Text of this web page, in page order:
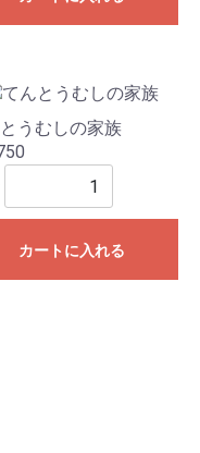
うむしの家族
カートに入れる